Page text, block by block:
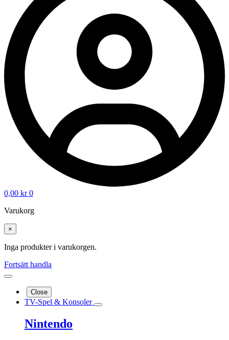
0,00 kr 0
Varukorg
×
Inga produkter i varukorgen.
Fortsätt handla
Close
TV-Spel & Konsoler
Nintendo